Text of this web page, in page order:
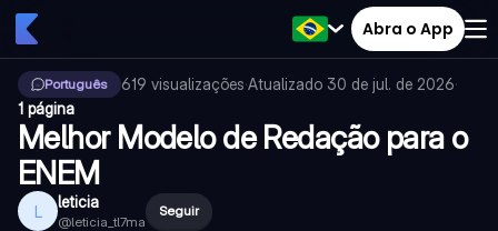
Abra o App
Português 619 visualizações·Atualizado 30 de jul. de 2026·
1 página
Melhor Modelo de Redação para o
ENEM
L leticia
@leticia_tl7ma
Seguir